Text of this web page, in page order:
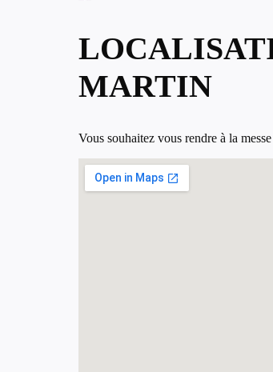
MARTIN
Vous souhaitez vous rendre à la